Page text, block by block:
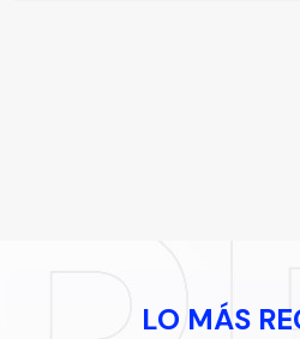
LO MÁS